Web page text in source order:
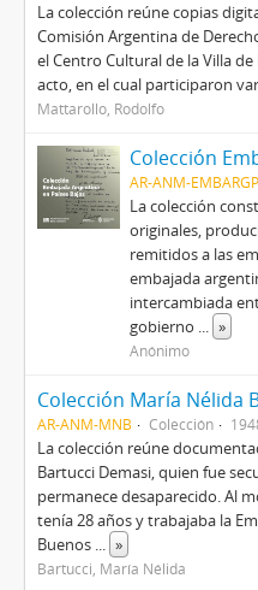
La colección reúne copias
Comisión Argentina de
el Centro Cultural de la Villa
acto, en el cual participaron
Mattarollo, Rodolfo
AR-ANM-
La colección
originales,
remitidos a las
embajada
intercambiada
gobierno ... »
Anónimo
Colección María Nélida
AR-ANM-MNB Colección
La colección reúne
Bartucci Demasi, quien fue
permanece desaparecido. Al
tenía 28 años y trabajaba la
Buenos ... »
Bartucci, María Nélida